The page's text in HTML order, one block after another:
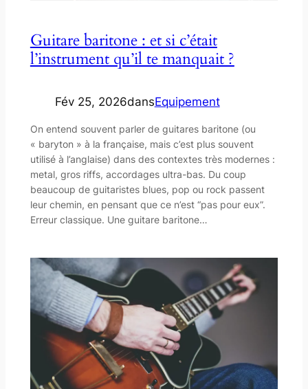
Guitare baritone : et si c’était
l’instrument qu’il te manquait ?
Fév 25, 2026dansEquipement
On entend souvent parler de guitares baritone (ou
« baryton » à la française, mais c’est plus souvent
utilisé à l’anglaise) dans des contextes très modernes :
metal, gros riffs, accordages ultra-bas. Du coup
beaucoup de guitaristes blues, pop ou rock passent
leur chemin, en pensant que ce n’est “pas pour eux”.
Erreur classique. Une guitare baritone…